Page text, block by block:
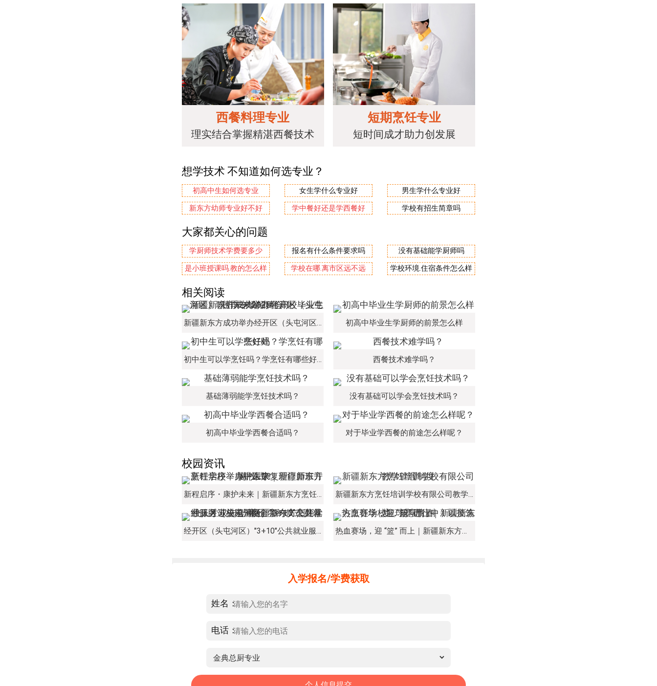
西餐料理专业
理实结合掌握精湛西餐技术
短期烹饪专业
短时间成才助力创发展
想学技术 不知道如何选专业？
初高中生如何选专业 女生学什么专业好 男生学什么专业好
新东方幼师专业好不好 学中餐好还是学西餐好 学校有招生简章吗
大家都关心的问题
学厨师技术学费要多少 报名有什么条件要求吗 没有基础能学厨师吗
是小班授课吗.教的怎么样 学校在哪.离市区远不远 学校环境.住宿条件怎么样
相关阅读
新疆新东方成功举办经开区（头屯河区）职引未来2025年高校毕业生秋季专场招聘会！ 初高中毕业生学厨师的前景怎么样
初中生可以学烹饪吗？学烹饪有哪些好处 西餐技术难学吗？
基础薄弱能学烹饪技术吗？ 没有基础可以学会烹饪技术吗？
初高中毕业学西餐合适吗？ 对于毕业学西餐的前途怎么样呢？
校园资讯
新程启序・康护未来｜新疆新东方烹饪学校举办中医康复理疗师班开幕仪式！ 新疆新东方烹饪培训学校有限公司教学管理制度
经开区（头屯河区）"3+10"公共就业服务进校园暨新疆新东方烹饪学校人才双选会+校企签约仪式圆满举行 热血赛场，迎 “篮” 而上｜新疆新东方烹饪学校篮球赛进行中！以技筑梦，乐享青春
入学报名/学费获取
姓名：
电话：